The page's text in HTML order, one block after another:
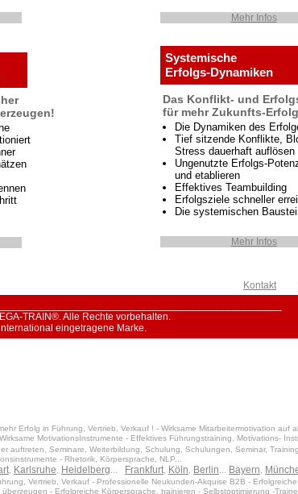
Mehr Infos
Systemische
Erfolgs-Dynamiken
Das Konflikt- und
für mehr Zukunfts-
Die Dynamiken des
Tief sitzende Konflikte,
Stress dauerhaft auflösen
Ungenutzte Erfolgs-
und etablieren
Effektives Teambuilding
Erfolgsziele schneller
Die systemischen
Mehr Infos
Kontakt
TRAIN®. Alle Rechte vorbehalten.
eingetragene Marke.
Erfolg in Führung, Vertrieb, Verkauf ! - Wirksame Mitarbeitermotivation auf
MotivationsInstrumente - Effektives Führungstraining, Motivations-
auftreten, Seminare, Weiterbildung, Schulung, Schulungen, Seminar,
- Rhetorik, Körpersprache, NLP...
Karlsruhe Heidelberg Frankfurt Köln Berlin Bayern
Vertrieb, Verkauf - Professionelle Neukunden-Akquise B2B -
- Erfolgreiche Körpersprache, trainieren - Selbstoptimierung -